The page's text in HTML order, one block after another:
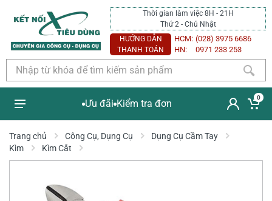
Thời gian làm việc 8H - 21H
Thứ 2 - Chủ Nhật
HƯỚNG DẪN
THANH TOÁN
HCM: (028) 3975 6686
HN:
0971 233 253
Ưu đãi Kiểm tra đơn
0
Trang chủ Công Cụ, Dụng Cụ
Dụng Cụ Cầm Tay
Kìm
Kìm Cắt